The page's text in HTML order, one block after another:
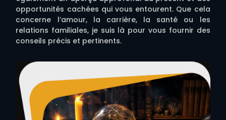
opportunités cachées qui vous entourent. Que cela
concerne l’amour, la carrière, la santé ou les
relations familiales, je suis là pour vous fournir des
conseils précis et pertinents.